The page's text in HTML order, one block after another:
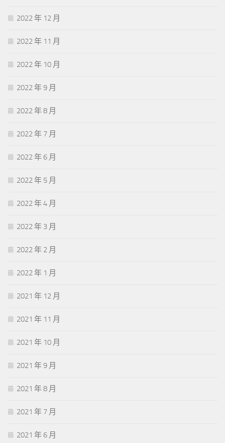
2022 年 12 月
2022 年 11 月
2022 年 10 月
2022 年 9 月
2022 年 8 月
2022 年 7 月
2022 年 6 月
2022 年 5 月
2022 年 4 月
2022 年 3 月
2022 年 2 月
2022 年 1 月
2021 年 12 月
2021 年 11 月
2021 年 10 月
2021 年 9 月
2021 年 8 月
2021 年 7 月
2021 年 6 月